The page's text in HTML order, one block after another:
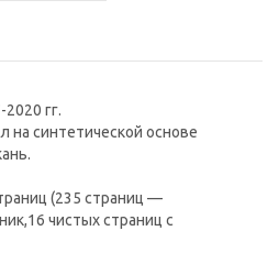
гг.
на синтетической основе
(235 страниц —
чистых страниц с